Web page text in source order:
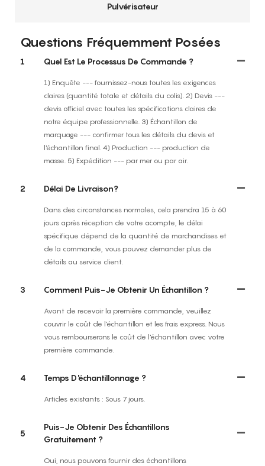
Pulvérisateur
Questions Fréquemment Posées
1 Quel Est Le Processus De Commande ?
1) Enquête --- fournissez-nous toutes les exigences
claires (quantité totale et détails du colis). 2) Devis ---
devis officiel avec toutes les spécifications claires de
notre équipe professionnelle. 3) Échantillon de
marquage --- confirmer tous les détails du devis et
l'échantillon final. 4) Production --- production de
masse. 5) Expédition --- par mer ou par air.
2 Délai De Livraison?
Dans des circonstances normales, cela prendra 15 à 60
jours après réception de votre acompte, le délai
spécifique dépend de la quantité de marchandises et
de la commande, vous pouvez demander plus de
détails au service client.
3 Comment Puis-Je Obtenir Un Échantillon ?
Avant de recevoir la première commande, veuillez
couvrir le coût de l'échantillon et les frais express. Nous
vous rembourserons le coût de l'échantillon avec votre
première commande.
4 Temps D'échantillonnage ?
Articles existants : Sous 7 jours.
5
Puis-Je Obtenir Des Échantillons
Gratuitement ?
Oui, nous pouvons fournir des échantillons